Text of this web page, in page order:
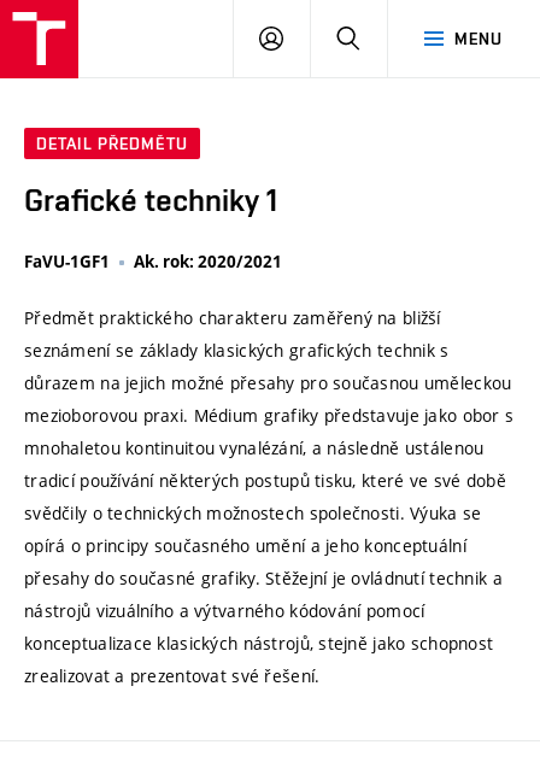
MENU
PŘIHLÁSIT
DETAIL PŘEDMĚTU
Grafické techniky 1
FaVU-1GF1 Ak. rok: 2020/2021
Předmět praktického charakteru zaměřený na bližší
seznámení se základy klasických grafických technik s
důrazem na jejich možné přesahy pro současnou uměleckou
mezioborovou praxi. Médium grafiky představuje jako obor s
mnohaletou kontinuitou vynalézání, a následně ustálenou
tradicí používání některých postupů tisku, které ve své době
svědčily o technických možnostech společnosti. Výuka se
opírá o principy současného umění a jeho konceptuální
přesahy do současné grafiky. Stěžejní je ovládnutí technik a
nástrojů vizuálního a výtvarného kódování pomocí
konceptualizace klasických nástrojů, stejně jako schopnost
zrealizovat a prezentovat své řešení.